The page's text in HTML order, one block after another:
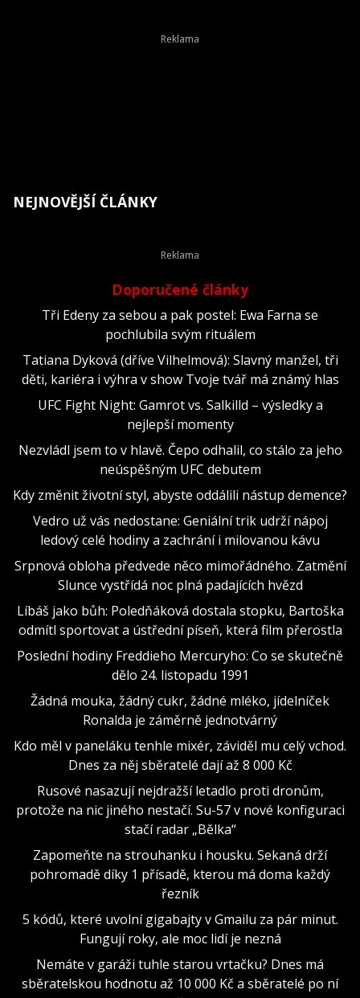
NEJNOVĚJŠÍ ČLÁNKY
Doporučené články
Tři Edeny za sebou a pak postel: Ewa Farna se
pochlubila svým rituálem
Tatiana Dyková (dříve Vilhelmová): Slavný manžel, tři
děti, kariéra i výhra v show Tvoje tvář má známý hlas
UFC Fight Night: Gamrot vs. Salkilld – výsledky a
nejlepší momenty
Nezvládl jsem to v hlavě. Čepo odhalil, co stálo za jeho
neúspěšným UFC debutem
Kdy změnit životní styl, abyste oddálili nástup demence?
Vedro už vás nedostane: Geniální trik udrží nápoj
ledový celé hodiny a zachrání i milovanou kávu
Srpnová obloha předvede něco mimořádného. Zatmění
Slunce vystřídá noc plná padajících hvězd
Líbáš jako bůh: Poledňáková dostala stopku, Bartoška
odmítl sportovat a ústřední píseň, která film přerostla
Poslední hodiny Freddieho Mercuryho: Co se skutečně
dělo 24. listopadu 1991
Žádná mouka, žádný cukr, žádné mléko, jídelníček
Ronalda je záměrně jednotvárný
Kdo měl v paneláku tenhle mixér, záviděl mu celý vchod.
Dnes za něj sběratelé dají až 8 000 Kč
Rusové nasazují nejdražší letadlo proti dronům,
protože na nic jiného nestačí. Su-57 v nové konfiguraci
stačí radar „Bělka“
Zapomeňte na strouhanku i housku. Sekaná drží
pohromadě díky 1 přísadě, kterou má doma každý
řezník
5 kódů, které uvolní gigabajty v Gmailu za pár minut.
Fungují roky, ale moc lidí je nezná
Nemáte v garáži tuhle starou vrtačku? Dnes má
sběratelskou hodnotu až 10 000 Kč a sběratelé po ní